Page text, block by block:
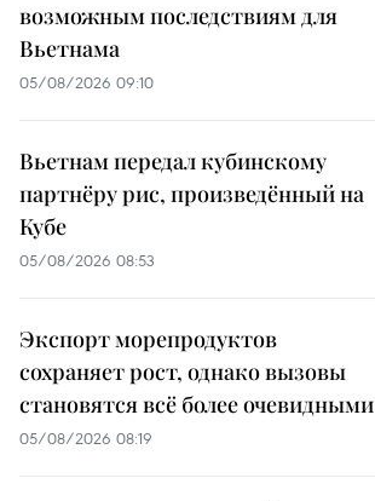
возможным последствиям для
Вьетнама
05/08/2026 09:10
Вьетнам передал кубинскому
партнёру рис, произведённый на
Кубе
05/08/2026 08:53
Экспорт морепродуктов
сохраняет рост, однако вызовы
становятся всё более очевидными
05/08/2026 08:19